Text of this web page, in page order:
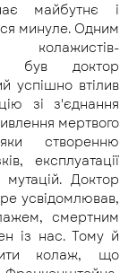
майбутнє і
минуле. Одним
був доктор
успішно втілив
зі з'єднання
мертвого
створенню
експлуатації
Доктор
усвідомлював,
смертним
із нас. Тому й
колаж, що